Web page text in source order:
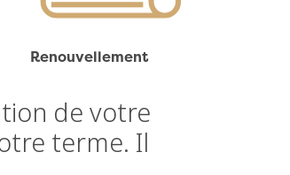
Renouvellement
de votre
terme. Il